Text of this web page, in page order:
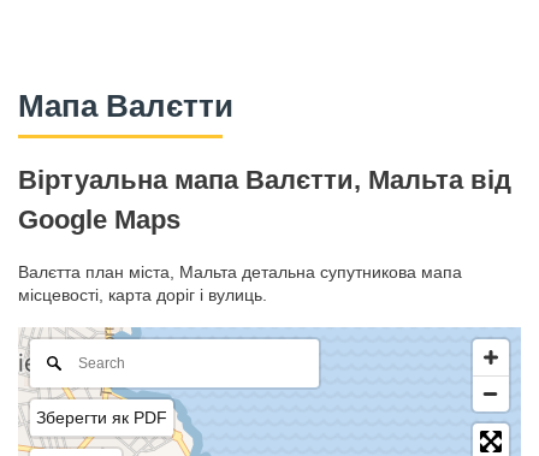
Мапа Валєтти
Віртуальна мапа Валєтти, Мальта від
Google Maps
Валєтта план міста, Мальта детальна супутникова мапа
місцевості, карта доріг і вулиць.
Зберегти як PDF